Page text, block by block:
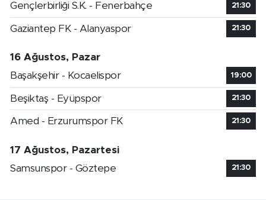
Gençlerbirliği S.K. - Fenerbahçe 21:30
Gaziantep FK - Alanyaspor 21:30
16 Ağustos, Pazar
Başakşehir - Kocaelispor
19:00
Beşiktaş - Eyüpspor 21:30
Amed - Erzurumspor FK 21:30
17 Ağustos, Pazartesi
Samsunspor - Göztepe
21:30